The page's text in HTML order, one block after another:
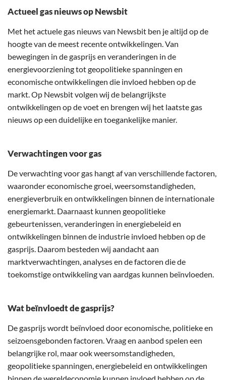
Actueel gas nieuws op Newsbit
Met het actuele gas nieuws van Newsbit ben je altijd op de
hoogte van de meest recente ontwikkelingen. Van
bewegingen in de gasprijs en veranderingen in de
energievoorziening tot geopolitieke spanningen en
economische ontwikkelingen die invloed hebben op de
markt. Op Newsbit volgen wij de belangrijkste
ontwikkelingen op de voet en brengen wij het laatste gas
nieuws op een duidelijke en toegankelijke manier.
Verwachtingen voor gas
De verwachting voor gas hangt af van verschillende factoren,
waaronder economische groei, weersomstandigheden,
energieverbruik en ontwikkelingen binnen de internationale
energiemarkt. Daarnaast kunnen geopolitieke
gebeurtenissen, veranderingen in energiebeleid en
ontwikkelingen binnen de industrie invloed hebben op de
gasprijs. Daarom besteden wij aandacht aan
marktverwachtingen, analyses en de factoren die de
toekomstige ontwikkeling van aardgas kunnen beïnvloeden.
Wat beïnvloedt de gasprijs?
De gasprijs wordt beïnvloed door economische, politieke en
seizoensgebonden factoren. Vraag en aanbod spelen een
belangrijke rol, maar ook weersomstandigheden,
geopolitieke spanningen, energiebeleid en ontwikkelingen